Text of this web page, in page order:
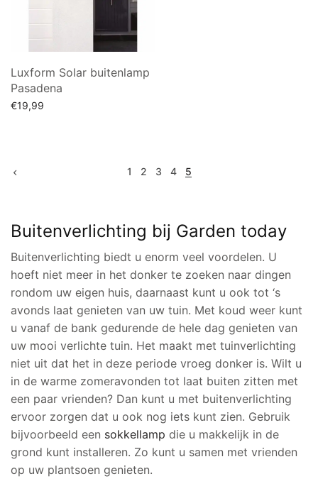
Luxform Solar buitenlamp
Pasadena
€19,99
1 2 3 4 5
Buitenverlichting bij Garden today
Buitenverlichting biedt u enorm veel voordelen. U
hoeft niet meer in het donker te zoeken naar dingen
rondom uw eigen huis, daarnaast kunt u ook tot ‘s
avonds laat genieten van uw tuin. Met koud weer kunt
u vanaf de bank gedurende de hele dag genieten van
uw mooi verlichte tuin. Het maakt met tuinverlichting
niet uit dat het in deze periode vroeg donker is. Wilt u
in de warme zomeravonden tot laat buiten zitten met
een paar vrienden? Dan kunt u met buitenverlichting
ervoor zorgen dat u ook nog iets kunt zien. Gebruik
bijvoorbeeld een sokkellamp die u makkelijk in de
grond kunt installeren. Zo kunt u samen met vrienden
op uw plantsoen genieten.